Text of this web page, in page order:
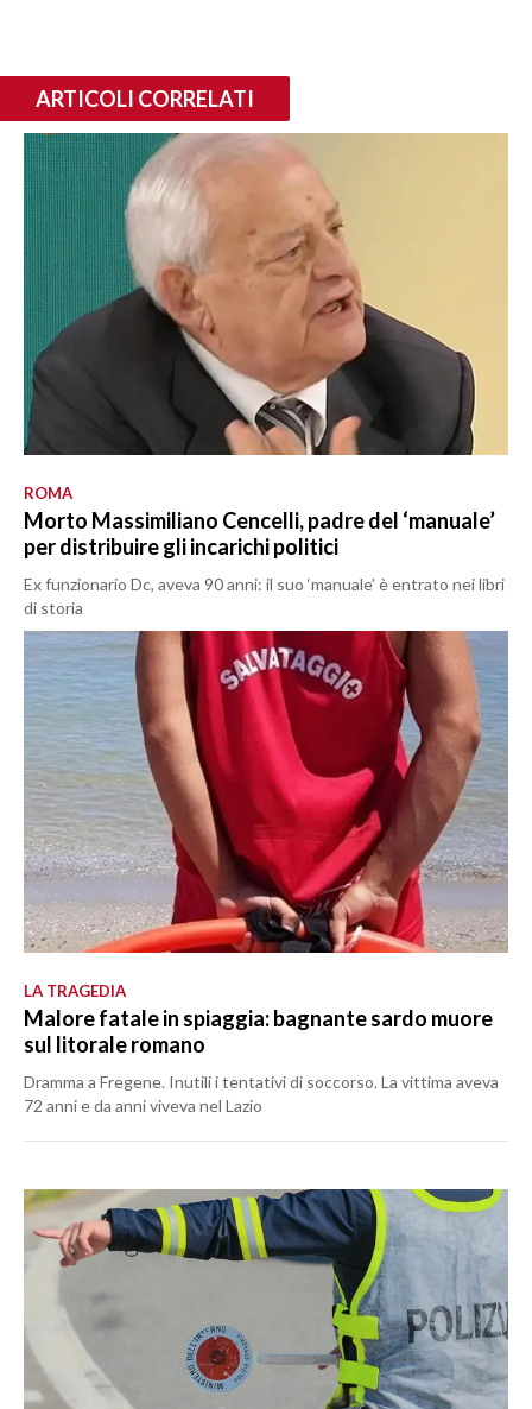
ARTICOLI CORRELATI
ROMA
Morto Massimiliano Cencelli, padre del ‘manuale’
per distribuire gli incarichi politici
Ex funzionario Dc, aveva 90 anni: il suo ‘manuale’ è entrato nei libri
di storia
LA TRAGEDIA
Malore fatale in spiaggia: bagnante sardo muore
sul litorale romano
Dramma a Fregene. Inutili i tentativi di soccorso. La vittima aveva
72 anni e da anni viveva nel Lazio